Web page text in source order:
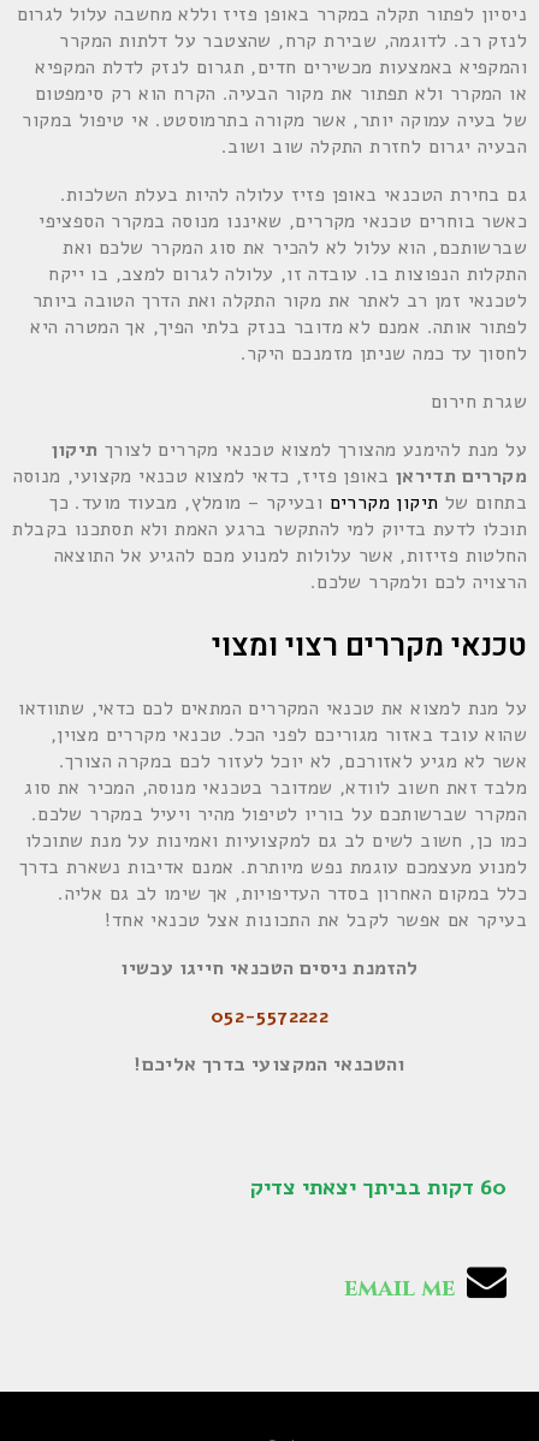
ניסיון לפתור תקלה במקרר באופן פזיז וללא מחשבה עלול לגרום
לנזק רב. לדוגמה, שבירת קרח, שהצטבר על דלתות המקרר
והמקפיא באמצעות מכשירים חדים, תגרום לנזק לדלת המקפיא
או המקרר ולא תפתור את מקור הבעיה. הקרח הוא רק סימפטום
של בעיה עמוקה יותר, אשר מקורה בתרמוסטט. אי טיפול במקור
הבעיה יגרום לחזרת התקלה שוב ושוב.
גם בחירת הטכנאי באופן פזיז עלולה להיות בעלת השלכות.
כאשר בוחרים טכנאי מקררים, שאיננו מנוסה במקרר הספציפי
שברשותכם, הוא עלול לא להכיר את סוג המקרר שלכם ואת
התקלות הנפוצות בו. עובדה זו, עלולה לגרום למצב, בו ייקח
לטכנאי זמן רב לאתר את מקור התקלה ואת הדרך הטובה ביותר
לפתור אותה. אמנם לא מדובר בנזק בלתי הפיך, אך המטרה היא
לחסוך עד כמה שניתן מזמנכם היקר.
שגרת חירום
על מנת להימנע מהצורך למצוא טכנאי מקררים לצורך תיקון
מקררים תדיראן באופן פזיז, כדאי למצוא טכנאי מקצועי, מנוסה
בתחום של תיקון מקררים ובעיקר – מומלץ, מבעוד מועד. כך
תוכלו לדעת בדיוק למי להתקשר ברגע האמת ולא תסתכנו בקבלת
החלטות פזיזות, אשר עלולות למנוע מכם להגיע אל התוצאה
הרצויה לכם ולמקרר שלכם.
טכנאי מקררים רצוי ומצוי
על מנת למצוא את טכנאי המקררים המתאים לכם כדאי, שתוודאו
שהוא עובד באזור מגוריכם לפני הכל. טכנאי מקררים מצוין,
אשר לא מגיע לאזורכם, לא יוכל לעזור לכם במקרה הצורך.
מלבד זאת חשוב לוודא, שמדובר בטכנאי מנוסה, המכיר את סוג
המקרר שברשותכם על בוריו לטיפול מהיר ויעיל במקרר שלכם.
כמו כן, חשוב לשים לב גם למקצועיות ואמינות על מנת שתוכלו
למנוע מעצמכם עוגמת נפש מיותרת. אמנם אדיבות נשארת בדרך
כלל במקום האחרון בסדר העדיפויות, אך שימו לב גם אליה.
בעיקר אם אפשר לקבל את התכונות אצל טכנאי אחד!
להזמנת ניסים הטכנאי חייגו עכשיו
052-5572222
והטכנאי המקצועי בדרך אליכם!
60 דקות בביתך יצאתי צדיק
email me